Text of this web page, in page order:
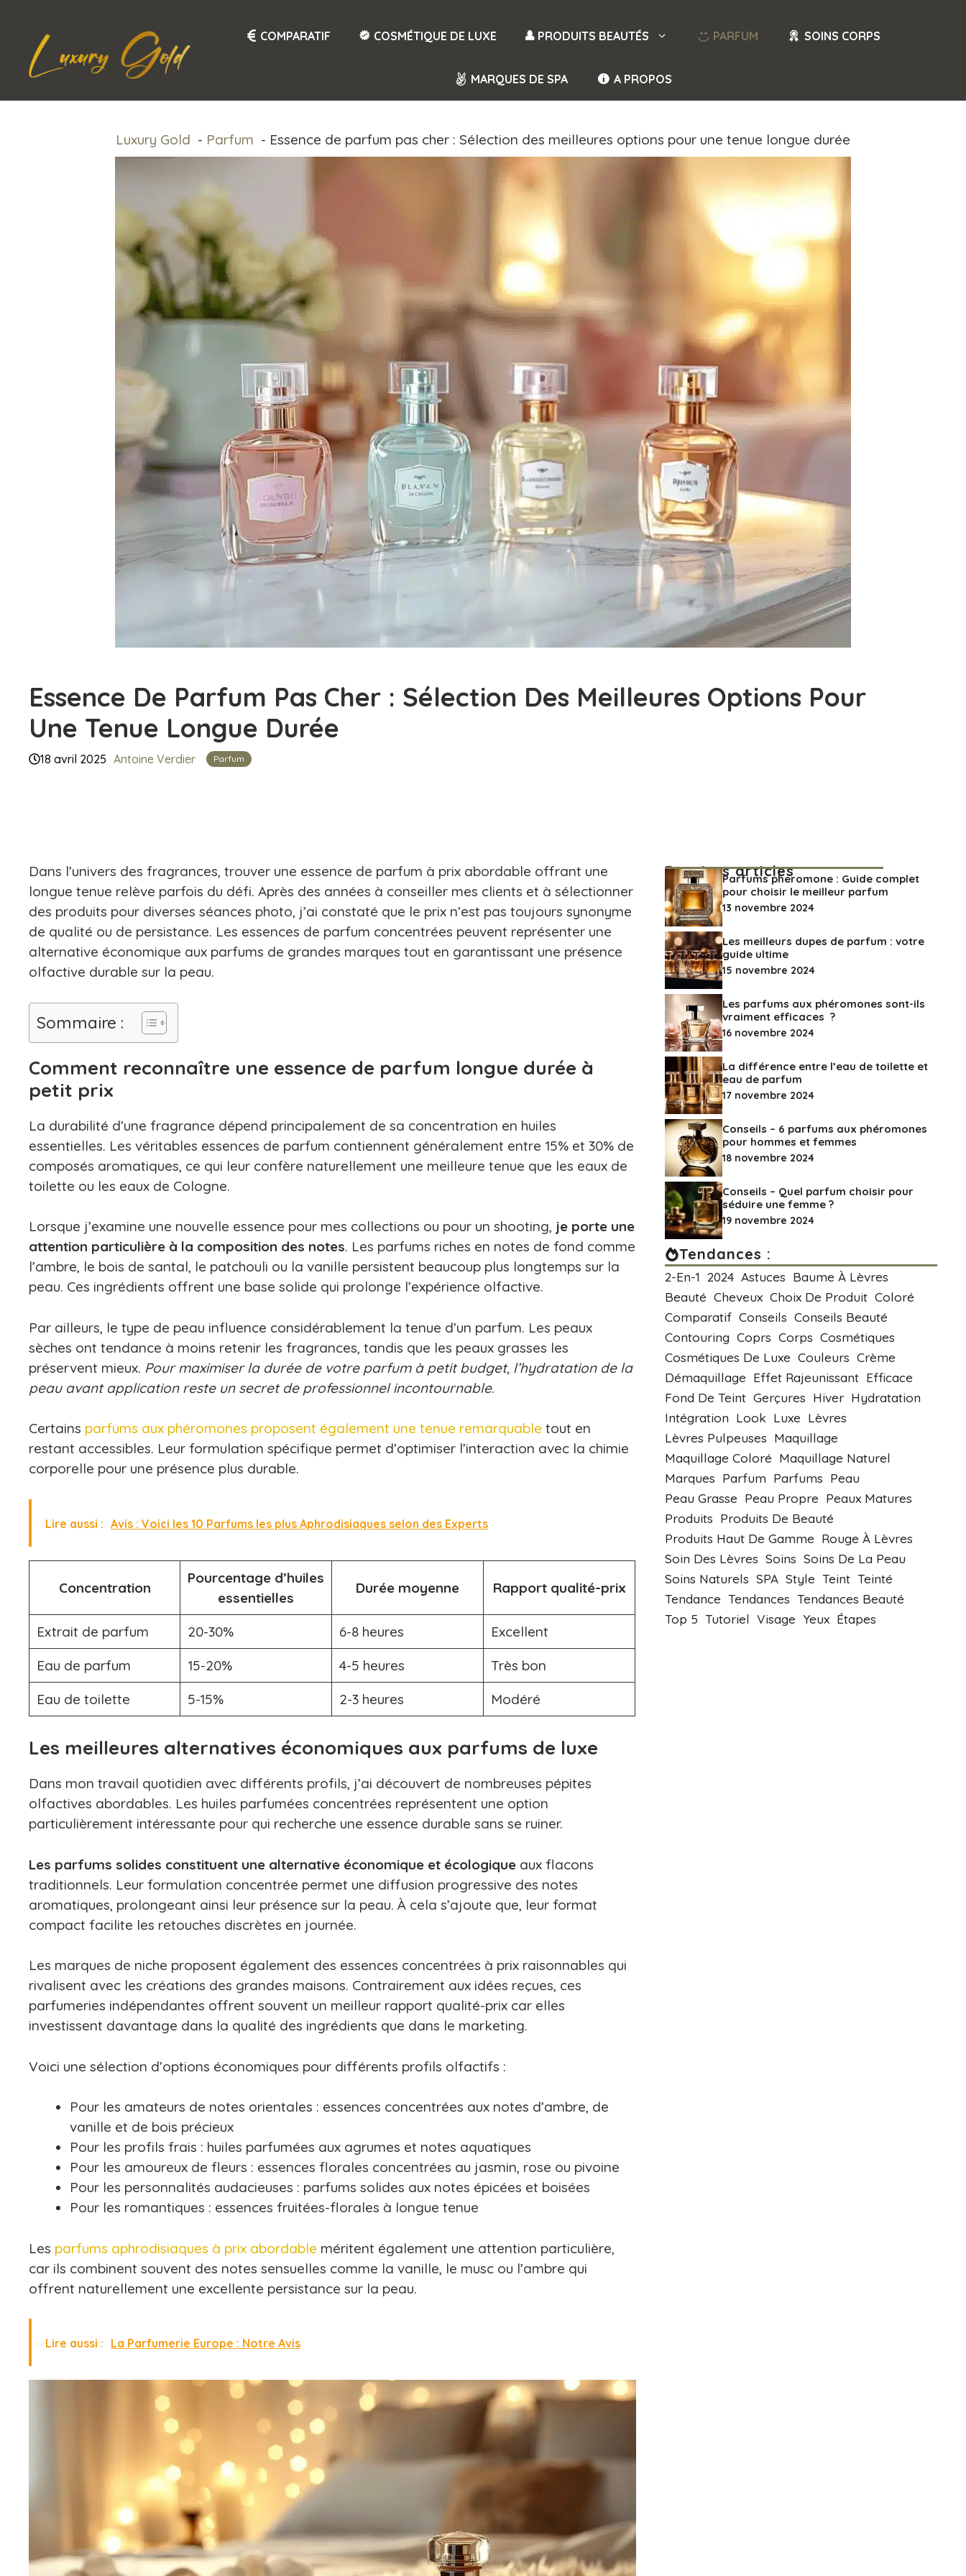
contenu
COMPARATIF COSMÉTIQUE DE LUXE PRODUITS BEAUTÉS PARFUM SOINS CORPS
MARQUES DE SPA A PROPOS
Luxury Gold Parfum Essence de parfum pas cher : Sélection des meilleures options pour une tenue longue durée​
Essence De Parfum Pas Cher : Sélection Des Meilleures Options Pour
Une Tenue Longue Durée​
18 avril 2025 Antoine Verdier Parfum
Dans l’univers des fragrances, trouver une essence de parfum à prix abordable offrant une
longue tenue relève parfois du défi. Après des années à conseiller mes clients et à sélectionner
des produits pour diverses séances photo, j’ai constaté que le prix n’est pas toujours synonyme
de qualité ou de persistance. Les essences de parfum concentrées peuvent représenter une
alternative économique aux parfums de grandes marques tout en garantissant une présence
olfactive durable sur la peau.
Sommaire :
Comment reconnaître une essence de parfum longue durée à
petit prix
La durabilité d’une fragrance dépend principalement de sa concentration en huiles
essentielles. Les véritables essences de parfum contiennent généralement entre 15% et 30% de
composés aromatiques, ce qui leur confère naturellement une meilleure tenue que les eaux de
toilette ou les eaux de Cologne.
Lorsque j’examine une nouvelle essence pour mes collections ou pour un shooting, je porte une
attention particulière à la composition des notes. Les parfums riches en notes de fond comme
l’ambre, le bois de santal, le patchouli ou la vanille persistent beaucoup plus longtemps sur la
peau. Ces ingrédients offrent une base solide qui prolonge l’expérience olfactive.
Par ailleurs, le type de peau influence considérablement la tenue d’un parfum. Les peaux
sèches ont tendance à moins retenir les fragrances, tandis que les peaux grasses les
préservent mieux. Pour maximiser la durée de votre parfum à petit budget, l’hydratation de la
peau avant application reste un secret de professionnel incontournable.
Certains parfums aux phéromones proposent également une tenue remarquable tout en
restant accessibles. Leur formulation spécifique permet d’optimiser l’interaction avec la chimie
corporelle pour une présence plus durable.
Lire aussi : Avis : Voici les 10 Parfums les plus Aphrodisiaques selon des Experts
Concentration
Pourcentage d’huiles
essentielles
Durée moyenne Rapport qualité-prix
Extrait de parfum 20-30% 6-8 heures
Excellent
Eau de parfum
15-20% 4-5 heures
Très bon
Eau de toilette
5-15% 2-3 heures Modéré
Les meilleures alternatives économiques aux parfums de luxe
Dans mon travail quotidien avec différents profils, j’ai découvert de nombreuses pépites
olfactives abordables. Les huiles parfumées concentrées représentent une option
particulièrement intéressante pour qui recherche une essence durable sans se ruiner.
Les parfums solides constituent une alternative économique et écologique aux flacons
traditionnels. Leur formulation concentrée permet une diffusion progressive des notes
aromatiques, prolongeant ainsi leur présence sur la peau. À cela s’ajoute que, leur format
compact facilite les retouches discrètes en journée.
Les marques de niche proposent également des essences concentrées à prix raisonnables qui
rivalisent avec les créations des grandes maisons. Contrairement aux idées reçues, ces
parfumeries indépendantes offrent souvent un meilleur rapport qualité-prix car elles
investissent davantage dans la qualité des ingrédients que dans le marketing.
Voici une sélection d’options économiques pour différents profils olfactifs :
Pour les amateurs de notes orientales : essences concentrées aux notes d’ambre, de
vanille et de bois précieux
Pour les profils frais : huiles parfumées aux agrumes et notes aquatiques
Pour les amoureux de fleurs : essences florales concentrées au jasmin, rose ou pivoine
Pour les personnalités audacieuses : parfums solides aux notes épicées et boisées
Pour les romantiques : essences fruitées-florales à longue tenue
Les parfums aphrodisiaques à prix abordable méritent également une attention particulière,
car ils combinent souvent des notes sensuelles comme la vanille, le musc ou l’ambre qui
offrent naturellement une excellente persistance sur la peau.
Lire aussi : La Parfumerie Europe : Notre Avis
Derniers articles
Parfums pheromone : Guide complet
pour choisir le meilleur parfum
13 novembre 2024
Les meilleurs dupes de parfum : votre
guide ultime
15 novembre 2024
Les‌ ‌parfums‌ ‌aux‌ ‌phéromones‌ ‌sont-ils‌
‌vraiment‌ ‌efficaces‌ ‌ ?
16 novembre 2024
La différence entre l’eau de toilette et
eau de parfum
17 novembre 2024
Conseils – 6 parfums aux phéromones
pour hommes et femmes
18 novembre 2024
Conseils – Quel parfum choisir pour
séduire une femme ?
19 novembre 2024
Tendances :
2-En-1 2024 Astuces Baume À Lèvres
Beauté Cheveux Choix De Produit Coloré
Comparatif Conseils Conseils Beauté
Contouring Coprs Corps Cosmétiques
Cosmétiques De Luxe Couleurs Crème
Démaquillage Effet Rajeunissant Efficace
Fond De Teint Gerçures Hiver Hydratation
Intégration Look Luxe Lèvres
Lèvres Pulpeuses Maquillage
Maquillage Coloré Maquillage Naturel
Marques Parfum Parfums Peau
Peau Grasse Peau Propre Peaux Matures
Produits Produits De Beauté
Produits Haut De Gamme Rouge À Lèvres
Soin Des Lèvres Soins Soins De La Peau
Soins Naturels SPA Style Teint Teinté
Tendance Tendances Tendances Beauté
Top 5 Tutoriel Visage Yeux Étapes